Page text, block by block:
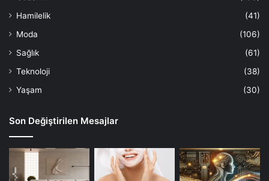
Hamilelik
(41)
Moda
(106)
Sağlık
(61)
Teknoloji
(38)
Yaşam
(30)
Son Değiştirilen Mesajlar